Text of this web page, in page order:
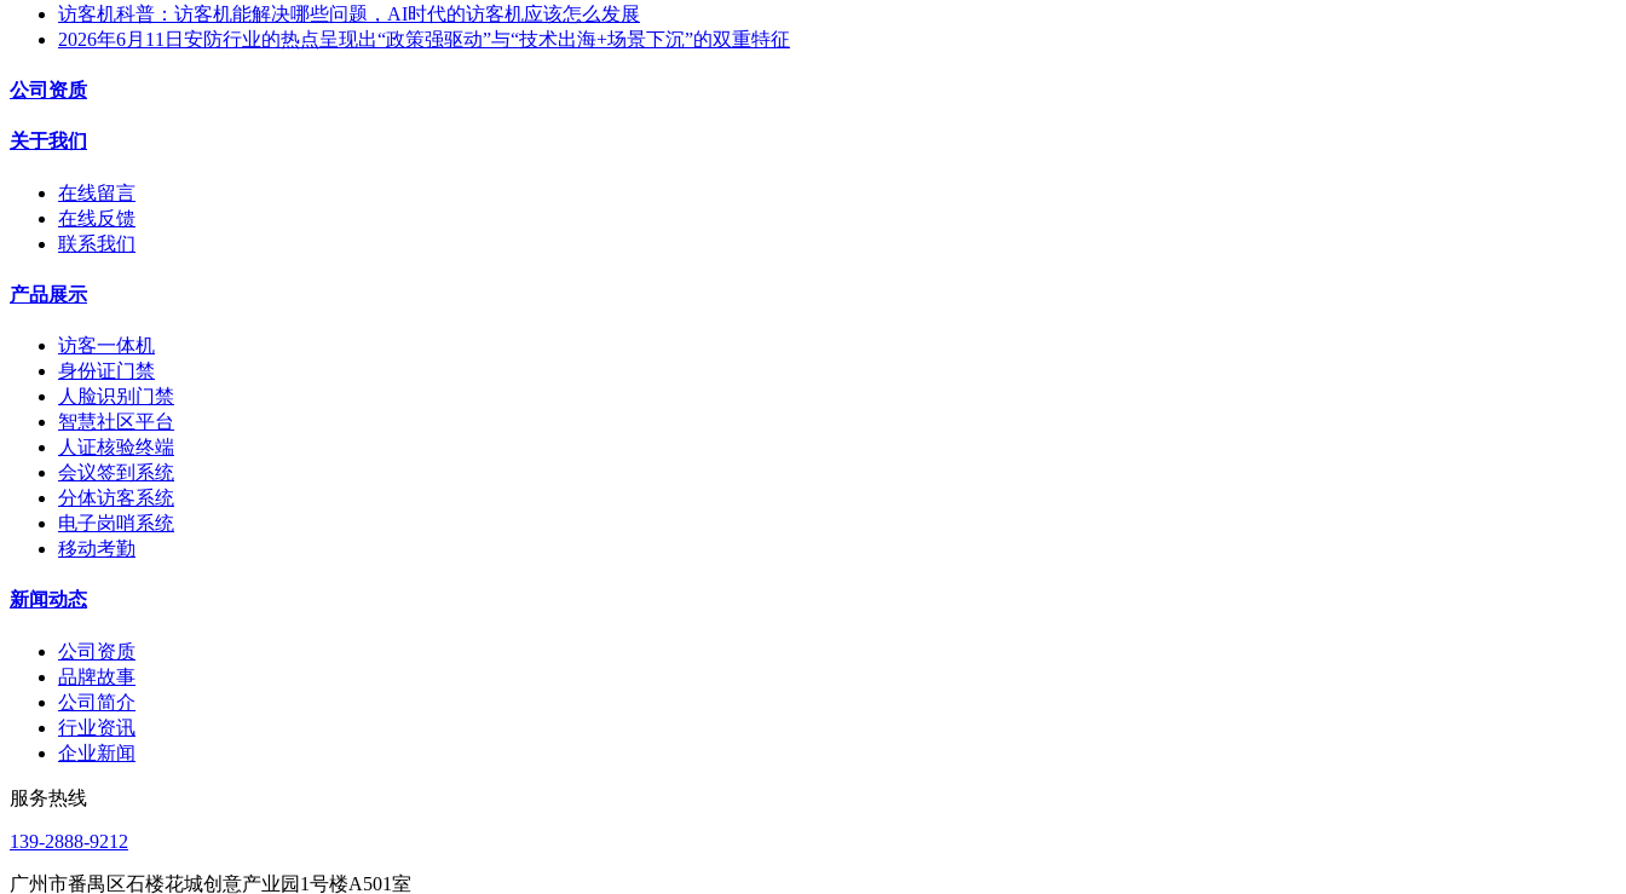
访客机科普：访客机能解决哪些问题，AI时代的访客机应该怎么发展
2026年6月11日安防行业的热点呈现出“政策强驱动”与“技术出海+场景下沉”的双重特征
公司资质
关于我们
在线留言
在线反馈
联系我们
产品展示
访客一体机
身份证门禁
人脸识别门禁
智慧社区平台
人证核验终端
会议签到系统
分体访客系统
电子岗哨系统
移动考勤
新闻动态
公司资质
品牌故事
公司简介
行业资讯
企业新闻
服务热线
139-2888-9212
广州市番禺区石楼花城创意产业园1号楼A501室